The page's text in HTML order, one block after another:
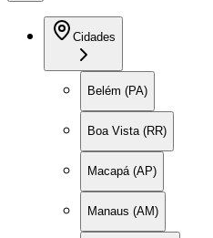
Cidades
Belém (PA)
Boa Vista (RR)
Macapá (AP)
Manaus (AM)